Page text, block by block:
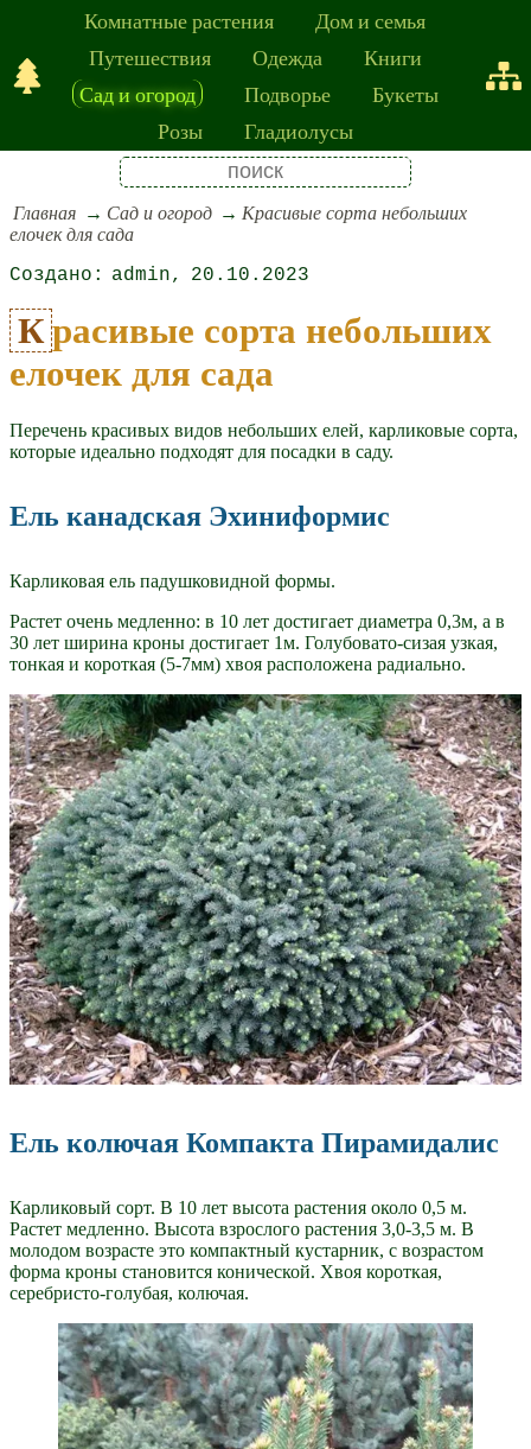
Комнатные растения
Дом и семья
Путешествия
Одежда
Книги
Сад и огород
Подворье
Букеты
Розы
Гладиолусы
Главная Сад и огород
Красивые сорта небольших
елочек для сада
admin 20.10.2023
Красивые сорта небольших
елочек для сада
Перечень красивых видов небольших елей, карликовые сорта,
которые идеально подходят для посадки в саду.
Ель канадская Эхиниформис
Карликовая ель падушковидной формы.
Растет очень медленно: в 10 лет достигает диаметра 0,3м, а в
30 лет ширина кроны достигает 1м. Голубовато-сизая узкая,
тонкая и короткая (5-7мм) хвоя расположена радиально.
Ель колючая Компакта Пирамидалис
Карликовый сорт. В 10 лет высота растения около 0,5 м.
Растет медленно. Высота взрослого растения 3,0-3,5 м. В
молодом возрасте это компактный кустарник, с возрастом
форма кроны становится конической. Хвоя короткая,
серебристо-голубая, колючая.